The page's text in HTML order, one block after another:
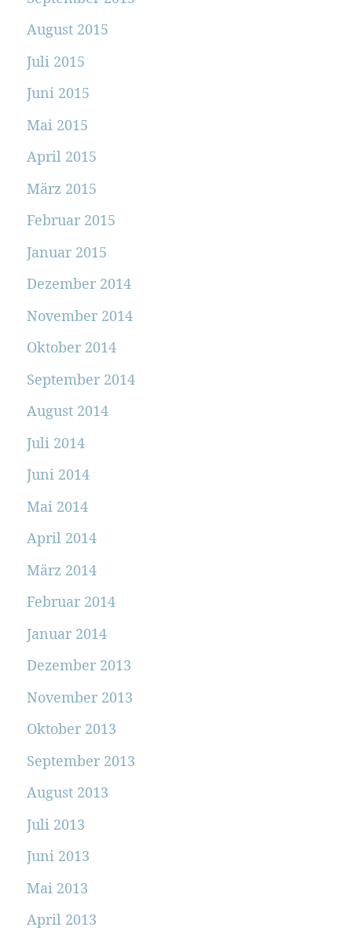
August 2015
Juli 2015
Juni 2015
Mai 2015
April 2015
März 2015
Februar 2015
Januar 2015
Dezember 2014
November 2014
Oktober 2014
September 2014
August 2014
Juli 2014
Juni 2014
Mai 2014
April 2014
März 2014
Februar 2014
Januar 2014
Dezember 2013
November 2013
Oktober 2013
September 2013
August 2013
Juli 2013
Juni 2013
Mai 2013
April 2013